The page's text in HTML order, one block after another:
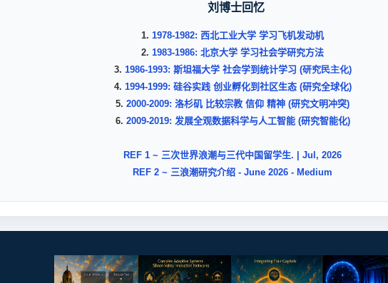
刘博士回忆
1. 1978-1982: 西北工业大学 学习飞机发动机
2. 1983-1986: 北京大学 学习社会学研究方法
3. 1986-1993: 斯坦福大学 社会学到统计学习 (研究民主化)
4. 1994-1999: 硅谷实践 创业孵化到社区生态 (研究全球化)
5. 2000-2009: 洛杉矶 比较宗教 信仰 精神 (研究文明冲突)
6. 2009-2019: 发展全观数据科学与人工智能 (研究智能化)
REF 1 ~ 三次世界浪潮与三代中国留学生. | Jul, 2026
REF 2 ~ 三浪潮研究介绍 - June 2026 - Medium